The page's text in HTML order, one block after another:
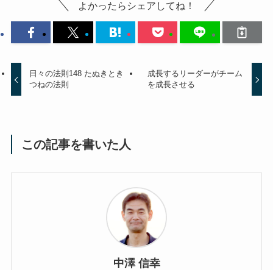
よかったらシェアしてね！
日々の法則148 たぬきとき
つねの法則
成長するリーダーがチーム
を成長させる
この記事を書いた人
中澤 信幸